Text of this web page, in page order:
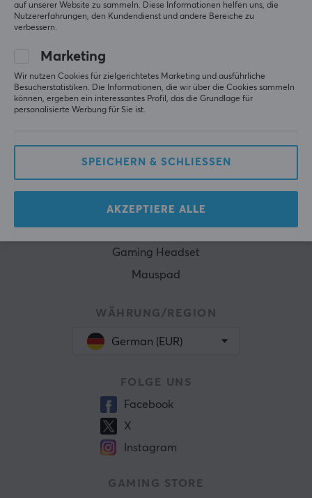
Sichere Online-Käufe
Zahlungsmöglichkeiten
Geschenkgutschein
Gaming Maus
Konsole
Gaming Stühl
Gaming Headset
Mauspad
WÄHRUNG/REGION
German (EUR)
FOLGE UNS
Facebook
X
Instagram
GAMING STORE
auf unserer Website zu sammeln. Diese Informationen helfen uns, die
Nutzererfahrungen, den Kundendienst und andere Bereiche zu
verbessern.
Marketing
Wir nutzen Cookies für zielgerichtetes Marketing und ausführliche
Besucherstatistiken. Die Informationen, die wir über die Cookies sammeln
können, ergeben ein interessantes Profil, das die Grundlage für
personalisierte Werbung für Sie ist.
SPEICHERN & SCHLIESSEN
AKZEPTIERE ALLE